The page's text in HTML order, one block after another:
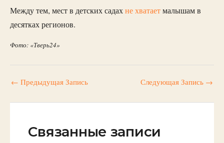
Между тем, мест в детских садахне хватаетмалышам в
десятках регионов.
Фото: «Тверь24»
← Предыдущая Запись Следующая Запись →
Связанные записи